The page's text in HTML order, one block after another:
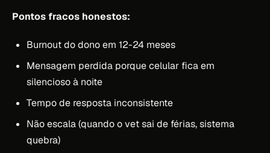
Pontos fracos honestos:
Burnout do dono em 12-24 meses
Mensagem perdida porque celular fica em
silencioso à noite
Tempo de resposta inconsistente
Não escala (quando o vet sai de férias, sistema
quebra)